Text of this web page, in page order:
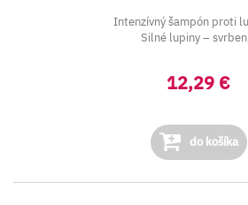
Intenzívný šampón proti
Silné lupiny –
12,29 €
do košíka